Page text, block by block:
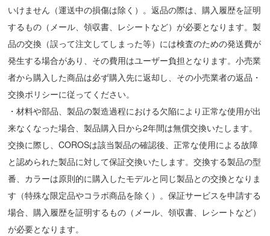
いけません（運送中の損傷は除く）。返品の際は、購入履歴を証明
するもの（メール、領収書、レシートなど）が必要となります。製
品の交換（誤って注文してしまった等）には検査のための発送費が
発生する場合があり、その費用はユーザー負担となります。小売業
者から購入した商品は必ず購入先に返却し、その小売業者の返品・
交換ポリシーに従ってください。
・材料や部品、製品の製造過程における欠陥により正常な使用が出
来なくなった場合、製品購入日から2年間は無償交換いたします。
交換に際し、COROSは該当製品の確認後、正常な使用による故障
と認められた製品に対して保証交換いたします。交換する製品の型
番、カラーは原則的に購入したモデルと同じ製品との交換となりま
す（特殊な限定品やコラボ商品を除く）。保証サービスを申請する
場合、購入履歴を証明するもの（メール、領収書、レシートなど）
が必要となります。